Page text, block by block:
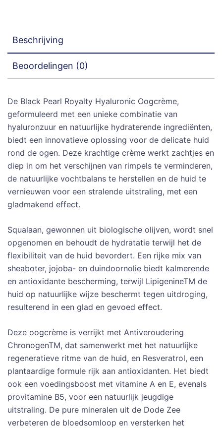
Beschrijving
Beoordelingen (0)
De Black Pearl Royalty Hyaluronic Oogcrème,
geformuleerd met een unieke combinatie van
hyaluronzuur en natuurlijke hydraterende ingrediënten,
biedt een innovatieve oplossing voor de delicate huid
rond de ogen. Deze krachtige crème werkt zachtjes en
diep in om het verschijnen van rimpels te verminderen,
de natuurlijke vochtbalans te herstellen en de huid te
vernieuwen voor een stralende uitstraling, met een
gladmakend effect.
Squalaan, gewonnen uit biologische olijven, wordt snel
opgenomen en behoudt de hydratatie terwijl het de
flexibiliteit van de huid bevordert. Een rijke mix van
sheaboter, jojoba- en duindoornolie biedt kalmerende
en antioxidante bescherming, terwijl LipigenineTM de
huid op natuurlijke wijze beschermt tegen uitdroging,
resulterend in een glad en gevoed effect.
Deze oogcrème is verrijkt met Antiveroudering
ChronogenTM, dat samenwerkt met het natuurlijke
regeneratieve ritme van de huid, en Resveratrol, een
plantaardige formule rijk aan antioxidanten. Het biedt
ook een voedingsboost met vitamine A en E, evenals
provitamine B5, voor een natuurlijk jeugdige
uitstraling. De pure mineralen uit de Dode Zee
verbeteren de bloedsomloop en versterken het